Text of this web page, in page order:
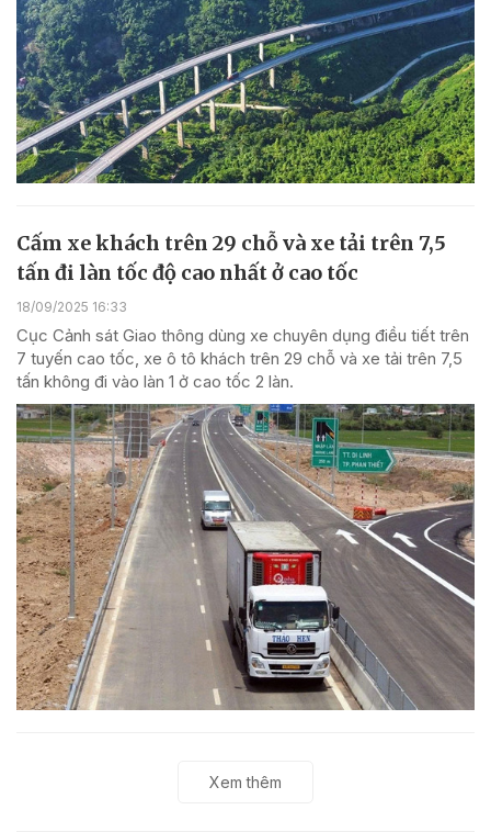
Cấm xe khách trên 29 chỗ và xe tải trên 7,5
tấn đi làn tốc độ cao nhất ở cao tốc
18/09/2025 16:33
Cục Cảnh sát Giao thông dùng xe chuyên dụng điều tiết trên
7 tuyến cao tốc, xe ô tô khách trên 29 chỗ và xe tải trên 7,5
tấn không đi vào làn 1 ở cao tốc 2 làn.
Xem thêm